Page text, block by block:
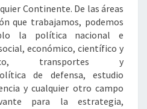
Continente. De las áreas
que trabajamos, podemos
la política nacional e
económico, científico y
transportes y
de defensa, estudio
y cualquier otro campo
para la estrategia,